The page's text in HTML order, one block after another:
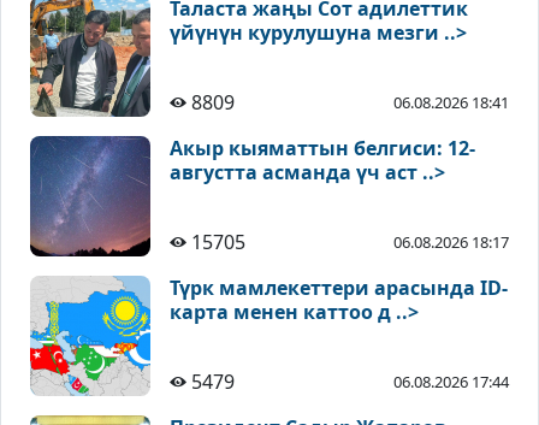
Таласта жаңы Сот адилеттик
үйүнүн курулушуна мезги ..>
8809 06.08.2026 18:41
Акыр кыяматтын белгиси: 12-
августта асманда үч аст ..>
15705 06.08.2026 18:17
Түрк мамлекеттери арасында ID-
карта менен каттоо д ..>
5479 06.08.2026 17:44